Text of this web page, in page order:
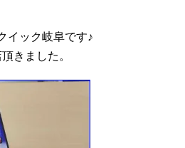
イック岐阜です♪
きました。